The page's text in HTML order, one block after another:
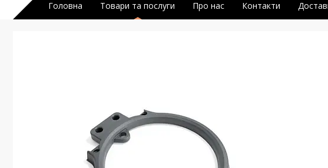
Головна Товари та послуги Про нас Контакти